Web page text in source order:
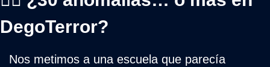
DegoTerror?
Nos metimos a una escuela que parecía